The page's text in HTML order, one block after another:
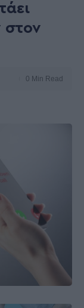
στον
0 Min Read